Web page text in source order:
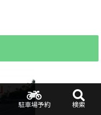
駐車場予約 検索